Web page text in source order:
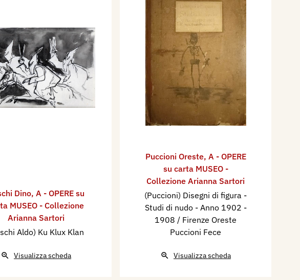
Dino, A - OPERE su
MUSEO - Collezione
Arianna Sartori
Aldo) Ku Klux Klan
Visualizza scheda
Puccioni Oreste, A - OPERE
su carta MUSEO -
Collezione Arianna Sartori
(Puccioni) Disegni di figura -
Studi di nudo - Anno 1902 -
1908 / Firenze Oreste
Puccioni Fece
Visualizza scheda